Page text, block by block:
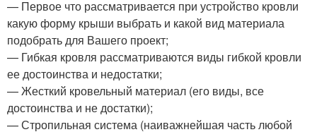
— Первое что рассматривается при устройство кровли
какую форму крыши выбрать и какой вид материала
подобрать для Вашего проект;
— Гибкая кровля рассматриваются виды гибкой кровли
ее достоинства и недостатки;
— Жесткий кровельный материал (его виды, все
достоинства и не достатки);
— Стропильная система (наиважнейшая часть любой